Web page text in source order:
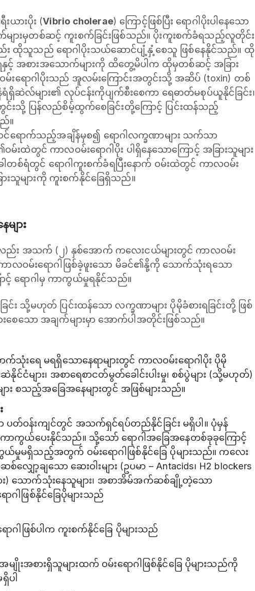
ယားပိုး (Vibrio cholerae) ကြောင့်ဖြစ်ပြီး ‌ရောဂါပိုးပါနေသော
ျားမှတစ်ဆင့် ကူးစက်ခြင်းဖြစ်သည်။ ပိုးကူးစက်ခံရသည့်လူတိုင်း
ည်း ထိုသူသည် ရောဂါပိုးသယ်ဆောင်ပျံ့နှံ့စေသူ ဖြစ်နေနိုင်သည်။ ထို
အစားအသောက်များကို ထိတွေ့မိပါက ထိုမှတစ်ဆင့် အခြား
ောဂါပိုးသည် အူလမ်းကြောင်းအတွင်းသို့ အဆိပ် (toxin) တစ်
ျား၏ လုပ်ငန်းကိုပျက်စီးစေကာ ရေဓာတ်မစုပ်ယူနိုင်ခြင်း၊
းသို့ ပြန်လည်စိမ့်ထွက်စေခြင်းတို့ကြောင့် ပြင်းထန်သည့်
ည်။
ရောက်သည့်အချိန်မှစ၍ ရောဂါလက္ခဏာများ သက်သာ
တွင် ကာလဝမ်းရောဂါပိုး ပါရှိနေသောကြောင့် အခြားသူများ
ရံတွင် ရောဂါကူးစက်ခံရပြီးနောက် ဝမ်းထဲတွင် ကာလဝမ်း
ြားသူများကို ကူးစက်နိုင်ခြေရှိသည်။
များ
လည်း အသက် (၂) နှစ်အောက် ကလေးငယ်များတွင် ကာလဝမ်း
လဝမ်းရောဂါဖြစ်ခဲ့ဖူးသော မိခင်၏နို့ကို သောက်သုံးရသော
ာင့် ရောဂါမှ ကာကွယ်မှုရနိုင်သည်။
း သို့မဟုတ် ပြင်းထန်သော လက္ခဏာများ ပိုမိုခံစားရခြင်းတို့ ဖြစ်
စေသော အချက်များမှာ အောက်ပါအတိုင်းဖြစ်သည်။
သုံးရေ မရရှိသောနေရာများတွင် ကာလဝမ်းရောဂါပိုး ပိုမို
နိုင်ငံများ၊ အစာရေစာငတ်မွတ်ခေါင်းပါးမှု၊ စစ်ပွဲများ (သို့မဟုတ်)
း စသည့်အခြေအနေများတွင် အဖြစ်များသည်။
တ်ဝန်းကျင်တွင် အသက်ရှင်ရပ်တည်နိုင်ခြင်း မရှိပါ။ ပုံမှန်
ကွယ်ပေးနိုင်သည်။ သို့သော် ရောဂါအခြေအနေတစ်ခုခုကြောင့်
မရှိသည့်အတွက် ဝမ်းရောဂါဖြစ်နိုင်ခြေ ပိုများသည်။ ကလေး
ော့ချသော ဆေးဝါးများ (ဥပမာ – Antacids၊ H2 blockers
ား) သောက်သုံးနေသူများ၊ အစာအိမ်အက်ဆစ်ချို့တဲ့သော
ဂါဖြစ်နိုင်ခြေပိုများသည်
ါဖြစ်ပါက ကူးစက်နိုင်ခြေ ပိုများသည်
ျိုးအစားရှိသူများထက် ဝမ်းရောဂါဖြစ်နိုင်ခြေ ပိုများသည်ကို
ပါ